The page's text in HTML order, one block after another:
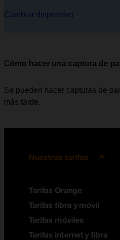
Cambiar dispositivo
Cómo hacer una captura de
Se pueden hacer capturas de
más tarde.
Nuestras tarifas
Tarifas Orange
Tarifas fibra y móvil
Tarifas móviles
Tarifas internet y fibra